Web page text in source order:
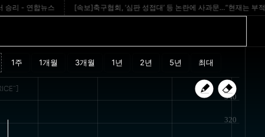
연합뉴스 [속보]축구협회, ‘심판 성접대’ 등 논란에 사과문…“현재는 부적절한
320
340